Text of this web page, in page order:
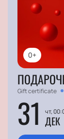
0+
Gift certificate
31 чт,
ДЕК